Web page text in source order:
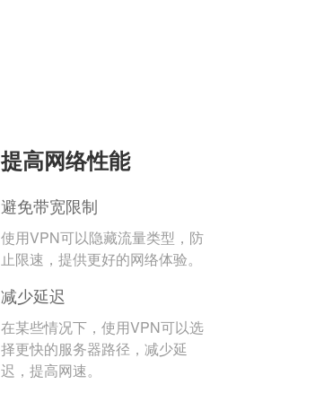
提高网络性能
避免带宽限制
使用VPN可以隐藏流量类型，防
止限速，提供更好的网络体验。
减少延迟
在某些情况下，使用VPN可以选
择更快的服务器路径，减少延
迟，提高网速。